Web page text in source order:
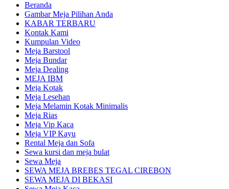
Beranda
Gambar Meja Pilihan Anda
KABAR TERBARU
Kontak Kami
Kumpulan Video
Meja Barstool
Meja Bundar
Meja Dealing
MEJA IBM
Meja Kotak
Meja Lesehan
Meja Melamin Kotak Minimalis
Meja Rias
Meja Vip Kaca
Meja VIP Kayu
Rental Meja dan Sofa
Sewa kursi dan meja bulat
Sewa Meja
SEWA MEJA BREBES TEGAL CIREBON
SEWA MEJA DI BEKASI